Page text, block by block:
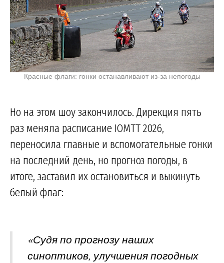
Красные флаги: гонки останавливают из-за непогоды
Но на этом шоу закончилось. Дирекция пять
раз меняла расписание IOMTT 2026,
переносила главные и вспомогательные гонки
на последний день, но прогноз погоды, в
итоге, заставил их остановиться и выкинуть
белый флаг:
«Судя по прогнозу наших
синоптиков, улучшения погодных